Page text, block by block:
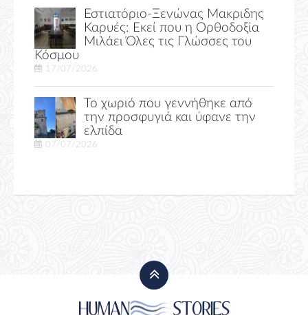
Εστιατόριο-Ξενώνας Μακριδης
Καρυές: Εκεί που η Ορθοδοξία
Μιλάει Όλες τις Γλώσσες του
Κόσμου
17/07/2026
Το χωριό που γεννήθηκε από
την προσφυγιά και ύφανε την
ελπίδα
07/07/2026